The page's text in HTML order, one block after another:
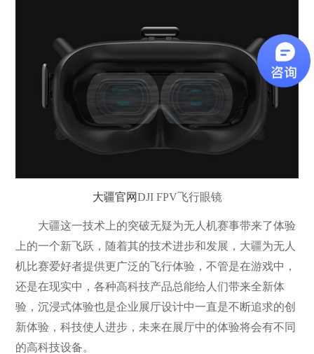
大疆官网DJI FPV飞行眼镜
大疆这一技术上的突破无疑为无人机赛事带来了体验
上的一个新飞跃，随着其的技术进步和发展，大疆为无人
机比赛爱好者提供更广泛的飞行体验，不管是在游戏中，
还是在现实中，各种高科技产品总能给人们带来全新体
验，沉浸式体验也是企业展厅设计中一直是不断追求的创
新体验，科技使人进步，未来在展厅中的体验将会有不同
的高科技设备。